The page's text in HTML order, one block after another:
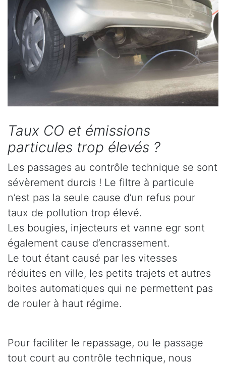
Taux CO et émissions
particules trop élevés ?
Les passages au contrôle technique se sont
sévèrement durcis ! Le filtre à particule
n’est pas la seule cause d’un refus pour
taux de pollution trop élevé.
Les bougies, injecteurs et vanne egr sont
également cause d’encrassement.
Le tout étant causé par les vitesses
réduites en ville, les petits trajets et autres
boites automatiques qui ne permettent pas
de rouler à haut régime.
Pour faciliter le repassage, ou le passage
tout court au contrôle technique, nous